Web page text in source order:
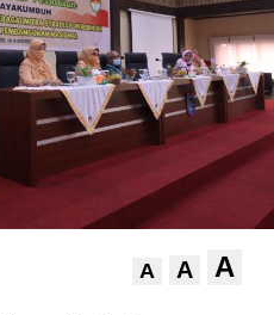
A A A